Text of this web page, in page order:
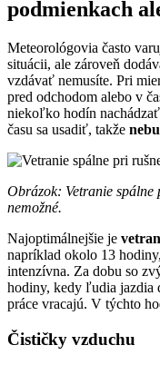
podmienkach
Meteorológovia často
situácii, ale zároveň
vzdávať nemusíte. Pri
pred odchodom alebo v
niekoľko hodín
času sa usadiť, takže
Obrázok: Vetranie
nemožné.
Najoptimálnejšie je
napríklad okolo 13
intenzívna. Za dobu so
hodiny, kedy ľudia jazdia
práce vracajú. V týchto
Čističky vzduchu